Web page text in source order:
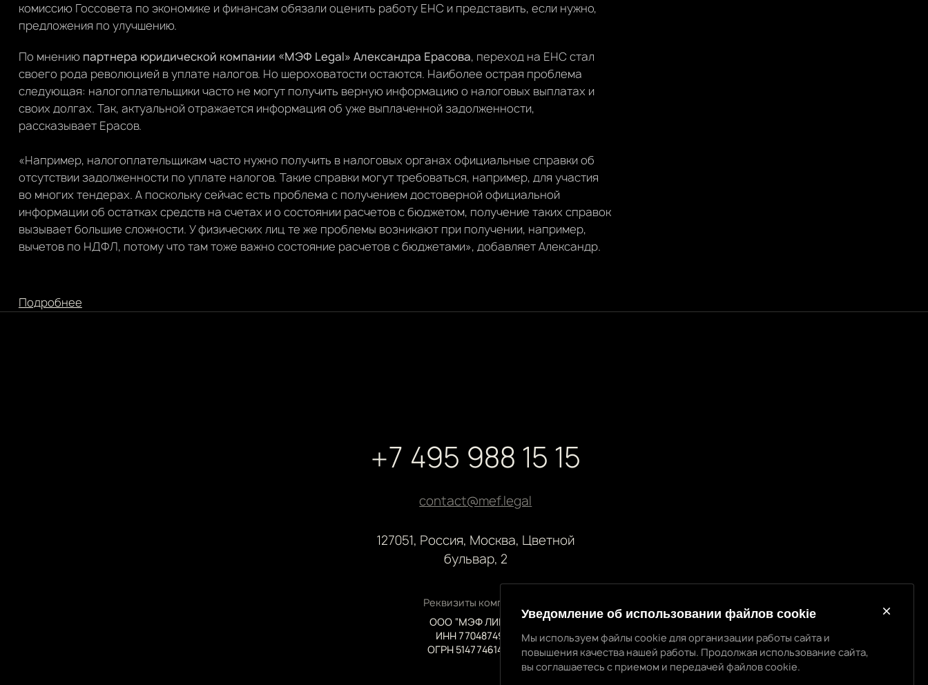
комиссию Госсовета по экономике и финансам обязали оценить работу ЕНС и представить, если нужно,
предложения по улучшению.
По мнению партнера юридической компании «МЭФ Legal» Александра Ерасова, переход на ЕНС стал
своего рода революцией в уплате налогов. Но шероховатости остаются. Наиболее острая проблема
следующая: налогоплательщики часто не могут получить верную информацию о налоговых выплатах и
своих долгах. Так, актуальной отражается информация об уже выплаченной задолженности,
рассказывает Ерасов.
«Например, налогоплательщикам часто нужно получить в налоговых органах официальные справки об
отсутствии задолженности по уплате налогов. Такие справки могут требоваться, например, для участия
во многих тендерах. А поскольку сейчас есть проблема с получением достоверной официальной
информации об остатках средств на счетах и о состоянии расчетов с бюджетом, получение таких справок
вызывает большие сложности. У физических лиц те же проблемы возникают при получении, например,
вычетов по НДФЛ, потому что там тоже важно состояние расчетов с бюджетами», добавляет Александр.
Подробнее
+7 495 988 15 15
contact@mef.legal
127051, Россия, Москва, Цветной
бульвар, 2
Реквизиты компании
ООО “МЭФ ЛИГАЛ”
ИНН 7704874992
ОГРН 5147746145718Уведомление об использовании cookie
Уведомление об использовании файлов cookie
Мы используем файлы cookie для организации работы сайта и
повышения качества нашей работы. Продолжая использование сайта,
вы соглашаетесь с приемом и передачей файлов cookie.